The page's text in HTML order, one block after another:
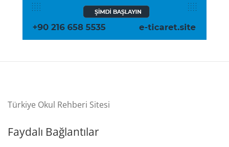
Türkiye Okul Rehberi Sitesi
Faydalı Bağlantılar